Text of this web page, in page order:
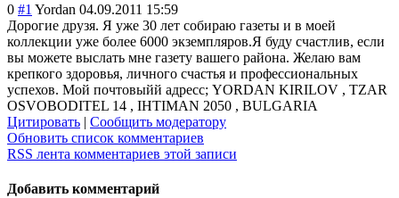
0 #1 Yordan 04.09.2011 15:59
Дорогие друзя. Я уже 30 лет собираю газеты и в моей
коллекции уже более 6000 экземпляров.Я буду счастлив, если
вы можете выслать мне газету вашего района. Желаю вам
крепкого здоровья, личного счастья и профессиональных
успехов. Мой почтовыйй адресс; YORDAN KIRILOV , TZAR
OSVOBODITEL 14 , IHTIMAN 2050 , BULGARIA
Цитировать | Сообщить модератору
Обновить список комментариев
RSS лента комментариев этой записи
Добавить комментарий